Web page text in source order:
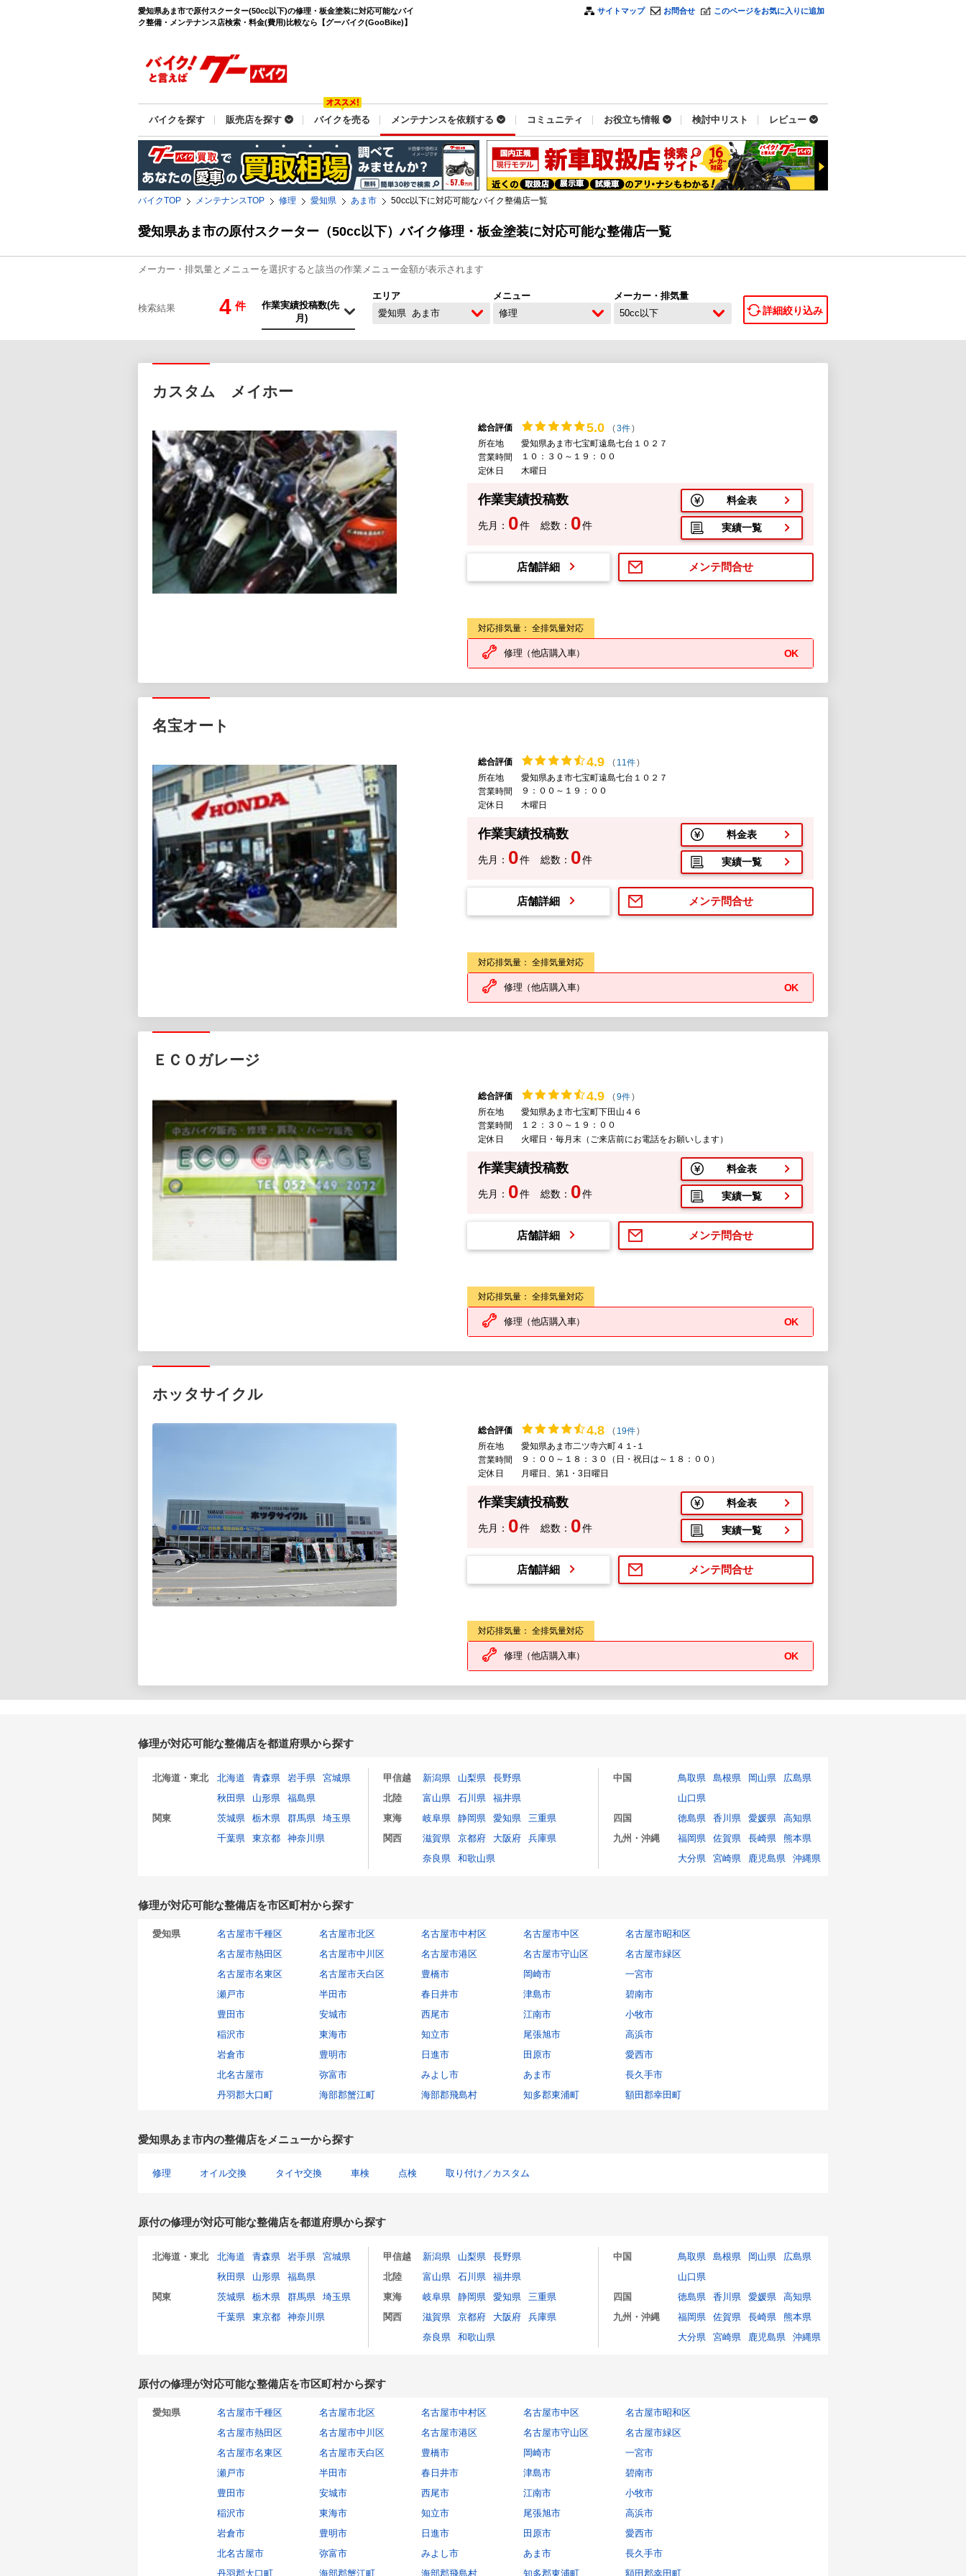
愛知県あま市で原付スクーター(50cc以下)の修理・板金塗装に対応可能なバイ
ク整備・メンテナンス店検索・料金(費用)比較なら【グーバイク(GooBike)】
サイトマップ お問合せ このページをお気に入りに追加
バイクを探す 販売店を探す バイクを売る メンテナンスを依頼する コミュニティ お役立ち情報 検討中リスト レビュー
バイクTOP メンテナンスTOP 修理 愛知県 あま市 50cc以下に対応可能なバイク整備店一覧
愛知県あま市の原付スクーター（50cc以下）バイク修理・板金塗装に対応可能な整備店一覧
メーカー・排気量とメニューを選択すると該当の作業メニュー金額が表示されます
検索結果 4 件
エリア
愛知県 あま市
メニュー
修理
メーカー・排気量
50cc以下
詳細絞り込み
カスタム メイホー
総合評価 5.0 (3件)
所在地
愛知県あま市七宝町遠島七台１０２７
営業時間
１０：３０～１９：００
定休日
木曜日
作業実績投稿数
先月： 0件 総数： 0件
料金表
実績一覧
メンテ問合せ
店舗詳細
対応排気量： 全排気量対応
修理（他店購入車） OK
名宝オート
総合評価 4.9 ( 11件)
所在地
愛知県あま市七宝町遠島七台１０２７
営業時間
９：００～１９：００
定休日
木曜日
作業実績投稿数
先月： 0件 総数： 0件
料金表
実績一覧
メンテ問合せ
店舗詳細
対応排気量： 全排気量対応
修理（他店購入車） OK
ＥＣＯガレージ
総合評価 4.9 (9件)
所在地
愛知県あま市七宝町下田山４６
営業時間
１２：３０～１９：００
定休日
火曜日・毎月末（ご来店前にお電話をお願いします）
作業実績投稿数
先月： 0件 総数： 0件
料金表
実績一覧
メンテ問合せ
店舗詳細
対応排気量： 全排気量対応
修理（他店購入車） OK
ホッタサイクル
総合評価 4.8 ( 19件)
所在地
愛知県あま市二ツ寺六町４１-１
営業時間
９：００～１８：３０（日・祝日は～１８：００）
定休日
月曜日、第1・3日曜日
作業実績投稿数
先月： 0件 総数： 0件
料金表
実績一覧
メンテ問合せ
店舗詳細
対応排気量： 全排気量対応
修理（他店購入車） OK
修理が対応可能な整備店を都道府県から探す
北海道・東北 北海道 青森県 岩手県
宮城県
秋田県
山形県
福島県
関東
茨城県 栃木県 群馬県
埼玉県
千葉県
東京都 神奈川県
甲信越 新潟県 山梨県
長野県
北陸
富山県 石川県
福井県
東海
岐阜県 静岡県 愛知県
三重県
関西
滋賀県 京都府 大阪府
兵庫県
奈良県
和歌山県
中国 鳥取県 島根県 岡山県
広島県
山口県
四国
徳島県 香川県 愛媛県
高知県
九州・沖縄
福岡県 佐賀県 長崎県
熊本県
大分県
宮崎県 鹿児島県 沖縄県
修理が対応可能な整備店を市区町村から探す
愛知県 名古屋市千種区 名古屋市北区 名古屋市中村区 名古屋市中区
名古屋市昭和区
名古屋市熱田区
名古屋市中川区 名古屋市港区 名古屋市守山区
名古屋市緑区
名古屋市名東区
名古屋市天白区 豊橋市 岡崎市
一宮市
瀬戸市
半田市 春日井市 津島市
碧南市
豊田市
安城市 西尾市 江南市
小牧市
稲沢市
東海市 知立市 尾張旭市
高浜市
岩倉市
豊明市 日進市 田原市
愛西市
北名古屋市
弥富市 みよし市 あま市
長久手市
丹羽郡大口町
海部郡蟹江町 海部郡飛島村 知多郡東浦町 額田郡幸田町
愛知県あま市内の整備店をメニューから探す
修理 オイル交換 タイヤ交換 車検 点検 取り付け／カスタム
原付の修理が対応可能な整備店を都道府県から探す
北海道・東北 北海道 青森県 岩手県
宮城県
秋田県
山形県
福島県
関東
茨城県 栃木県 群馬県
埼玉県
千葉県
東京都 神奈川県
甲信越 新潟県 山梨県
長野県
北陸
富山県 石川県
福井県
東海
岐阜県 静岡県 愛知県
三重県
関西
滋賀県 京都府 大阪府
兵庫県
奈良県
和歌山県
中国 鳥取県 島根県 岡山県
広島県
山口県
四国
徳島県 香川県 愛媛県
高知県
九州・沖縄
福岡県 佐賀県 長崎県
熊本県
大分県
宮崎県 鹿児島県 沖縄県
原付の修理が対応可能な整備店を市区町村から探す
愛知県 名古屋市千種区 名古屋市北区 名古屋市中村区 名古屋市中区
名古屋市昭和区
名古屋市熱田区
名古屋市中川区 名古屋市港区 名古屋市守山区
名古屋市緑区
名古屋市名東区
名古屋市天白区 豊橋市 岡崎市
一宮市
瀬戸市
半田市 春日井市 津島市
碧南市
豊田市
安城市 西尾市 江南市
小牧市
稲沢市
東海市 知立市 尾張旭市
高浜市
岩倉市
豊明市 日進市 田原市
愛西市
北名古屋市
弥富市 みよし市 あま市
長久手市
丹羽郡大口町
海部郡蟹江町 海部郡飛島村 知多郡東浦町 額田郡幸田町